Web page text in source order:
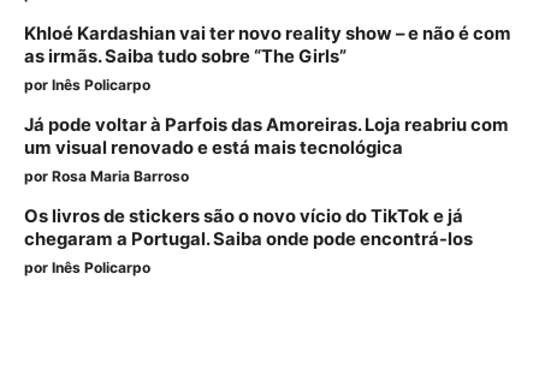
Khloé Kardashian vai ter novo reality show – e não é com
as irmãs. Saiba tudo sobre “The Girls”
por Inês Policarpo
Já pode voltar à Parfois das Amoreiras. Loja reabriu com
um visual renovado e está mais tecnológica
por Rosa Maria Barroso
Os livros de stickers são o novo vício do TikTok e já
chegaram a Portugal. Saiba onde pode encontrá-los
por Inês Policarpo